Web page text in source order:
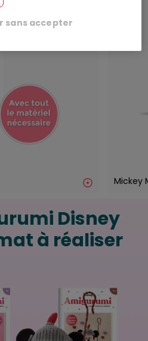
Mickey
Disney
à réaliser
sans accepter